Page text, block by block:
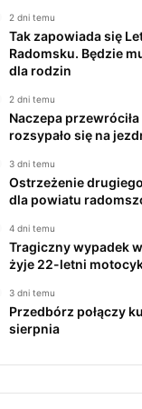
2 dni temu
Tak zapowiada się
Radomsku. Będzie
dla rodzin
2 dni temu
Naczepa
rozsypało się na
3 dni temu
Ostrzeżenie
dla powiatu
4 dni temu
Tragiczny wypadek
żyje 22-letni
3 dni temu
Przedbórz połączy
sierpnia